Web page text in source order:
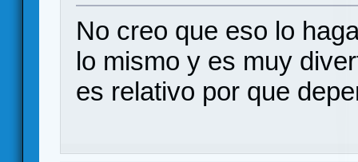
No creo que eso lo
lo mismo y es muy
es relativo por que